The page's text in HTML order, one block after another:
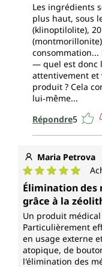
Les ingrédients
plus haut, sous
(klinoptilolite),
— quel est donc
attentivement et
produit ? Cela
lui‑même...
Répondre5
Maria Petrova
Note moyenne
Élimination des
grâce à la
Un produit
Particulièrement
en usage externe
atopique, de
l'élimination des